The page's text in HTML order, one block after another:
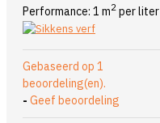
Performance: 1 m2 per liter
Gebaseerd op 1
beoordeling(en).
- Geef beoordeling